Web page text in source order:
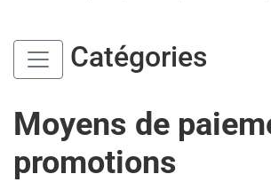
Catégories
Moyens de
promotions